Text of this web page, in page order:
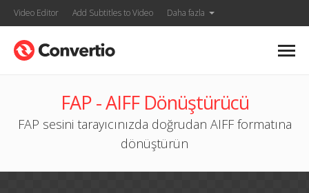
Video Editor Add Subtitles to Video Daha fazla
FAP - AIFF Dönüştürücü
FAP sesini tarayıcınızda doğrudan AIFF formatına
dönüştürün